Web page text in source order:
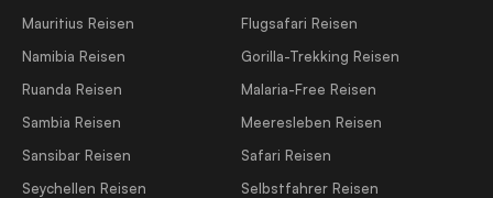
Mauritius Reisen
Namibia Reisen
Ruanda Reisen
Sambia Reisen
Sansibar Reisen
Seychellen Reisen
Flugsafari Reisen
Gorilla-Trekking Reisen
Malaria-Free Reisen
Meeresleben Reisen
Safari Reisen
Selbstfahrer Reisen